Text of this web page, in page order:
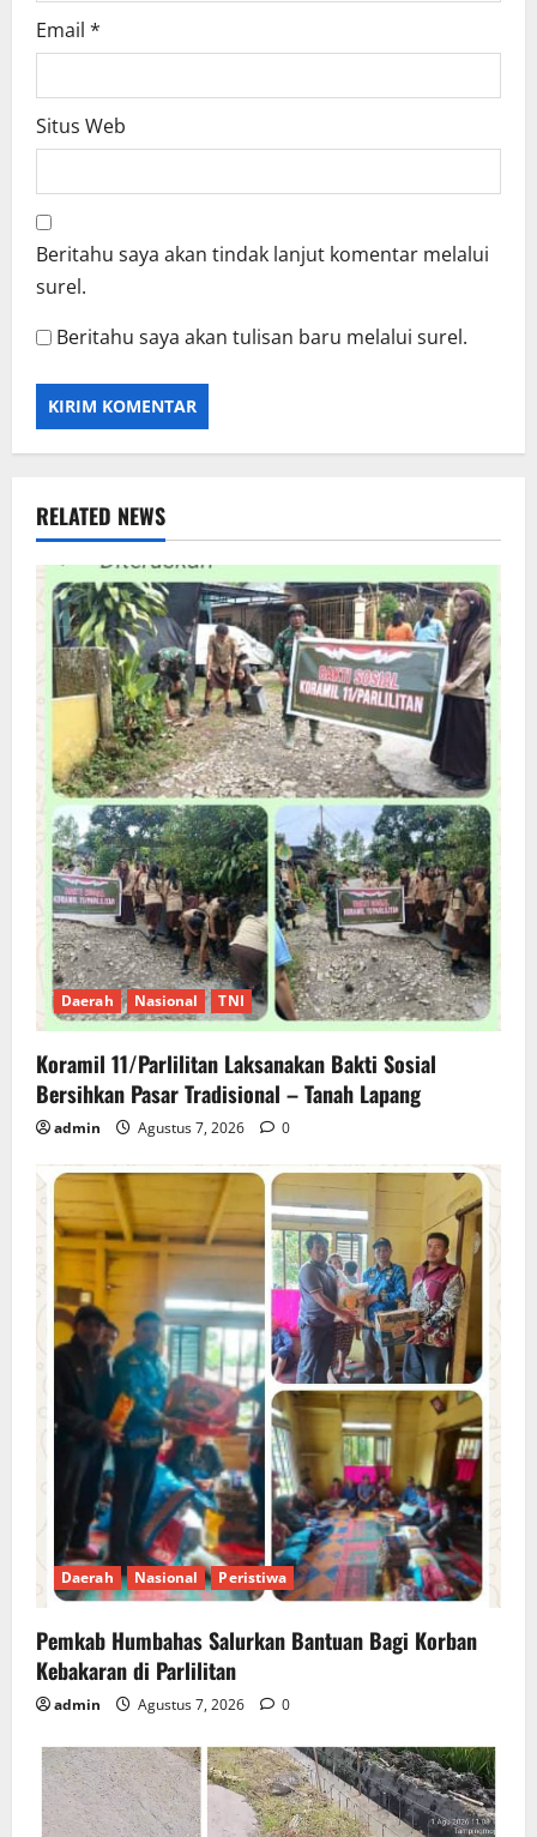
Email *
Situs Web
Beritahu saya akan tindak lanjut komentar melalui
surel.
Beritahu saya akan tulisan baru melalui surel.
RELATED NEWS
Daerah Nasional TNI
Koramil 11/Parlilitan Laksanakan Bakti Sosial
Bersihkan Pasar Tradisional – Tanah Lapang
admin Agustus 7, 2026 0
Daerah Nasional Peristiwa
Pemkab Humbahas Salurkan Bantuan Bagi Korban
Kebakaran di Parlilitan
admin Agustus 7, 2026 0